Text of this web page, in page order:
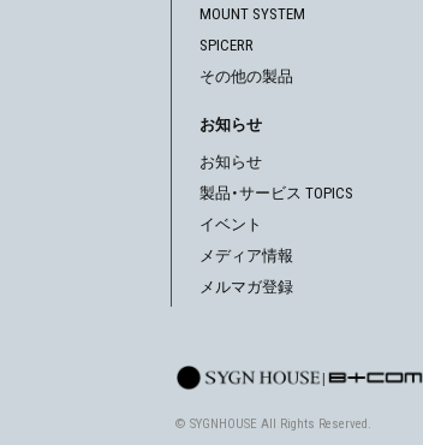
MOUNT SYSTEM
SPICERR
その他の製品
お知らせ
お知らせ
製品・サービス TOPICS
イベント
メディア情報
メルマガ登録
|
© SYGNHOUSE All Rights Reserved.